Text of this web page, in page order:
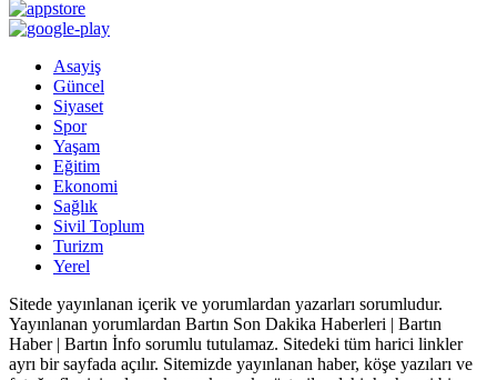
Asayiş
Güncel
Siyaset
Spor
Yaşam
Eğitim
Ekonomi
Sağlık
Sivil Toplum
Turizm
Yerel
Sitede yayınlanan içerik ve yorumlardan yazarları sorumludur.
Yayınlanan yorumlardan Bartın Son Dakika Haberleri | Bartın
Haber | Bartın İnfo sorumlu tutulamaz. Sitedeki tüm harici linkler
ayrı bir sayfada açılır. Sitemizde yayınlanan haber, köşe yazıları ve